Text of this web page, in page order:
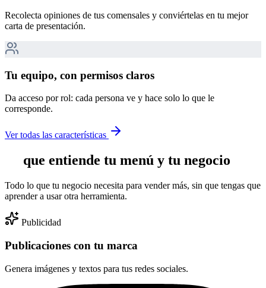
Recolecta opiniones de tus comensales y conviértelas en tu mejor
carta de presentación.
Tu equipo, con permisos claros
Da acceso por rol: cada persona ve y hace solo lo que le
corresponde.
Ver todas las características
que entiende tu menú y tu negocio
Todo lo que tu negocio necesita para vender más, sin que tengas que
aprender a usar otra herramienta.
Publicidad
Publicaciones con tu marca
Genera imágenes y textos para tus redes sociales.